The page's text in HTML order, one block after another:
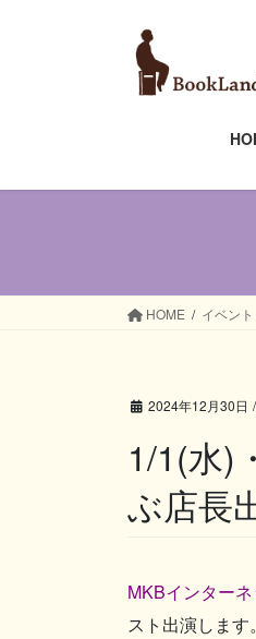
キ
に
HOME イベント
2024年12月30日
1/1(水)
ぶ店長
MKBインター
スト出演します。